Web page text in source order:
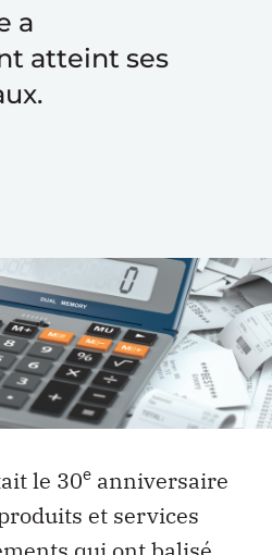
a
atteint ses
le 30e anniversaire
et services